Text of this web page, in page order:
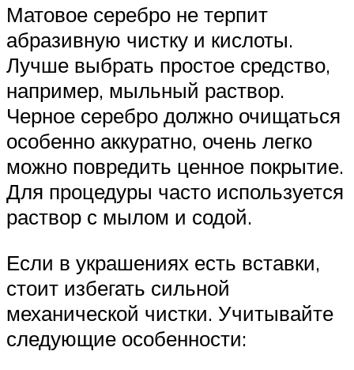
Матовое серебро не терпит
абразивную чистку и кислоты.
Лучше выбрать простое средство,
например, мыльный раствор.
Черное серебро должно очищаться
особенно аккуратно, очень легко
можно повредить ценное покрытие.
Для процедуры часто используется
раствор с мылом и содой.
Если в украшениях есть вставки,
стоит избегать сильной
механической чистки. Учитывайте
следующие особенности: